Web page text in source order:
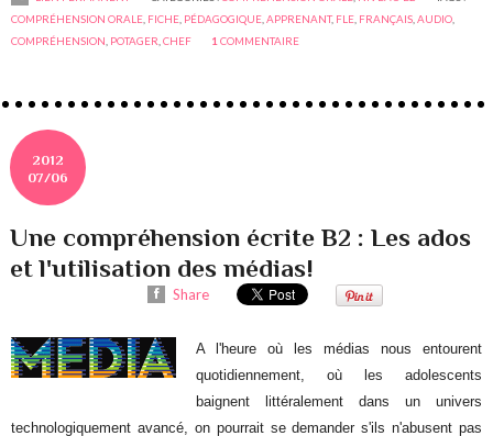
COMPRÉHENSION ORALE FICHE PÉDAGOGIQUE ,APPRENANT, FLE FRANÇAIS ,AUDIO
COMPRÉHENSION POTAGER ,CHEF 1 COMMENTAIRE
2012
07/06
Une compréhension écrite B2 : Les ados
et l'utilisation des médias!
Share
A l'heure où les médias nous entourent
quotidiennement, où les adolescents
baignent littéralement dans un univers
technologiquement avancé, on pourrait se demander s'ils n'abusent pas